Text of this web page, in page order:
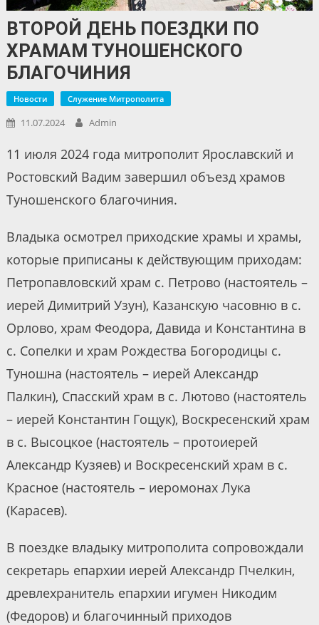
ВТОРОЙ ДЕНЬ ПОЕЗДКИ ПО
ХРАМАМ ТУНОШЕНСКОГО
БЛАГОЧИНИЯ
Новости Служение Митрополита
11.07.2024 Admin
11 июля 2024 года митрополит Ярославский и
Ростовский Вадим завершил объезд храмов
Туношенского благочиния.
Владыка осмотрел приходские храмы и храмы,
которые приписаны к действующим приходам:
Петропавловский храм с. Петрово (настоятель –
иерей Димитрий Узун), Казанскую часовню в с.
Орлово, храм Феодора, Давида и Константина в
с. Сопелки и храм Рождества Богородицы с.
Туношна (настоятель – иерей Александр
Палкин), Спасский храм в с. Лютово (настоятель
– иерей Константин Гощук), Воскресенский храм
в с. Высоцкое (настоятель – протоиерей
Александр Кузяев) и Воскресенский храм в с.
Красное (настоятель – иеромонах Лука
(Карасев).
В поездке владыку митрополита сопровождали
секретарь епархии иерей Александр Пчелкин,
древлехранитель епархии игумен Никодим
(Федоров) и благочинный приходов